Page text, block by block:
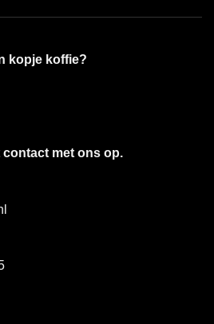
kopje koffie?
met ons op.